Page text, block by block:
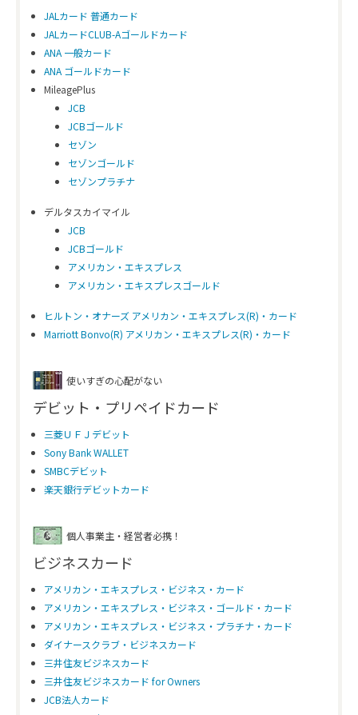
JALカード 普通カード
JALカードCLUB-Aゴールドカード
ANA 一般カード
ANA ゴールドカード
MileagePlus
JCB
JCBゴールド
セゾン
セゾンゴールド
セゾンプラチナ
デルタスカイマイル
JCB
JCBゴールド
アメリカン・エキスプレス
アメリカン・エキスプレスゴールド
ヒルトン・オナーズ アメリカン・エキスプレス(R)・カード
Marriott Bonvo(R) アメリカン・エキスプレス(R)・カード
使いすぎの心配がない
デビット・プリペイドカード
三菱ＵＦＪデビット
Sony Bank WALLET
SMBCデビット
楽天銀行デビットカード
個人事業主・経営者必携！
ビジネスカード
アメリカン・エキスプレス・ビジネス・カード
アメリカン・エキスプレス・ビジネス・ゴールド・カード
アメリカン・エキスプレス・ビジネス・プラチナ・カード
ダイナースクラブ・ビジネスカード
三井住友ビジネスカード
三井住友ビジネスカード for Owners
JCB法人カード